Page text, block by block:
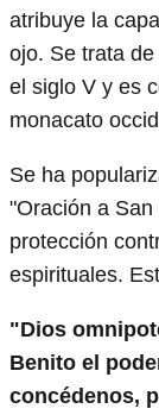
atribuye la
ojo. Se trata
el siglo V y es
monacato
Se ha
"Oración a
protección
espirituales.
"Dios
Benito el
concédenos,